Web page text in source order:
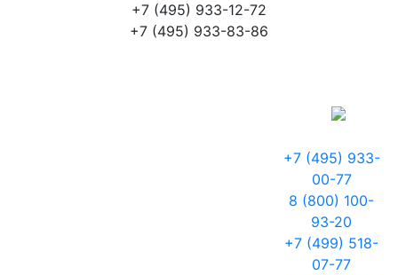
+7 (495) 933-12-72
+7 (495) 933-83-86
+7 (495) 933-
00-77
8 (800) 100-
93-20
+7 (499) 518-
07-77